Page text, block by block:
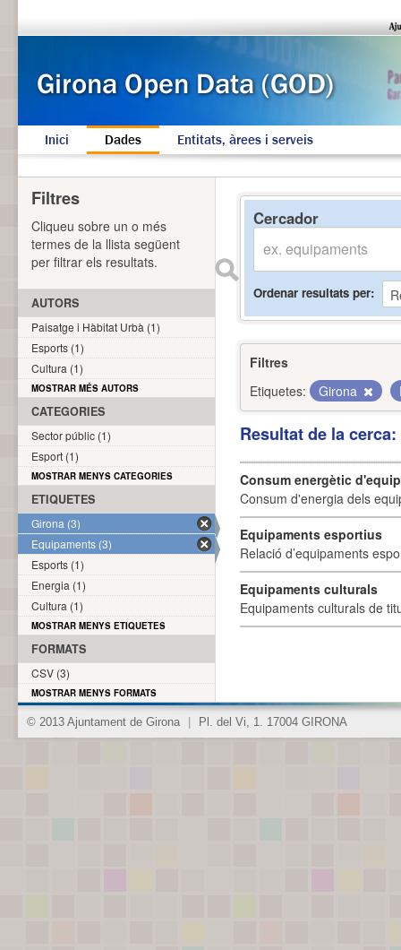
Inici Dades Entitats, àrees i serveis
Cercador
Ordenar resultats per
Filtres
Etiquetes:
Girona
Resultat de la
Consum energètic
Consum d'energia dels
Equipaments esportius
Relació d’equipaments
Equipaments culturals
Equipaments culturals de
Filtres
Cliqueu sobre un o més
termes de la llista següent
per filtrar els resultats.
AUTORS
Paisatge i Hàbitat Urbà (1)
Esports (1)
Cultura (1)
MOSTRAR MÉS AUTORS
CATEGORIES
Sector públic (1)
Esport (1)
MOSTRAR MENYS CATEGORIES
ETIQUETES
Girona (3)
Equipaments (3)
Esports (1)
Energia (1)
Cultura (1)
MOSTRAR MENYS ETIQUETES
FORMATS
CSV (3)
MOSTRAR MENYS FORMATS
© 2013 Ajuntament de Girona Pl. del Vi, 1. 17004 GIRONA